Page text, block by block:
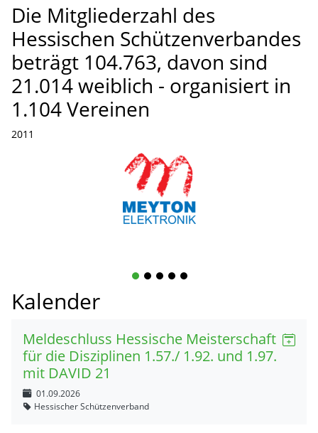
Die Mitgliederzahl des
Hessischen Schützenverbandes
beträgt 104.763, davon sind
21.014 weiblich - organisiert in
1.104 Vereinen
2011
1 2 3 4 5
Kalender
Meldeschluss Hessische Meisterschaft
für die Disziplinen 1.57./ 1.92. und 1.97.
mit DAVID 21
01.09.2026
Hessischer Schützenverband